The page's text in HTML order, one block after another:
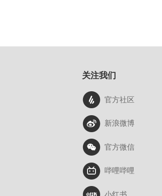
关注我们
官方社区
新浪微博
官方微信
哔哩哔哩